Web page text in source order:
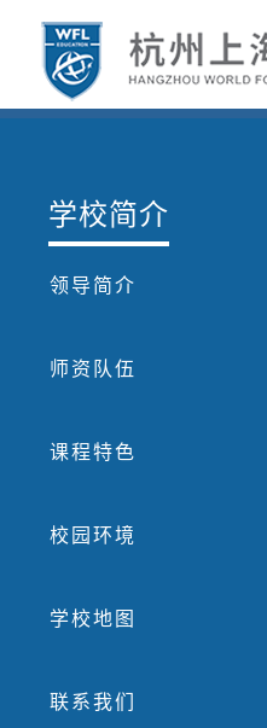
学校简介
领导简介
师资队伍
课程特色
校园环境
学校地图
联系我们